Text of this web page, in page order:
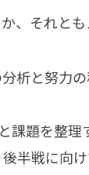
、それと
析と努力
題を整
半戦に向